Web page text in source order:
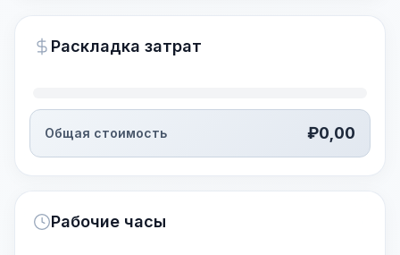
~15-30 Sek.
Раскладка затрат
Общая стоимость ₽0,00
Рабочие часы